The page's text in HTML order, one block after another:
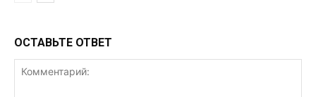
ОСТАВЬТЕ ОТВЕТ